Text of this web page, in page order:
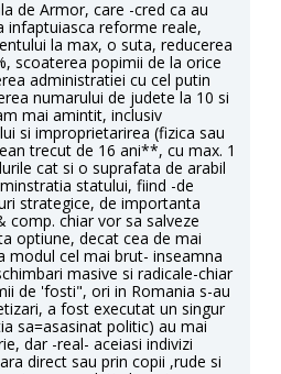
de Armor, care -cred ca au
infaptuiasca reforme reale,
la max, o suta, reducerea
scoaterea popimii de la orice
administratiei cu cel putin
numarului de judete la 10 si
mai amintit, inclusiv
si improprietarirea (fizica sau
trecut de 16 ani**, cu max. 1
cat si o suprafata de arabil
statului, fiind -de
strategice, de importanta
comp. chiar vor sa salveze
optiune, decat cea de mai
modul cel mai brut- inseamna
masive si radicale-chiar
de 'fosti", ori in Romania s-au
a fost executat un singur
sa=asasinat politic) au mai
dar -real- aceiasi indivizi
direct sau prin copii ,rude si